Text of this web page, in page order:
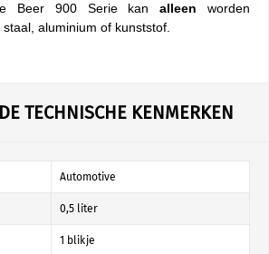
Beer 900 Serie kanalleen worden
aluminium of kunststof.
TECHNISCHE KENMERKEN
Automotive
0,5 liter
1 blikje